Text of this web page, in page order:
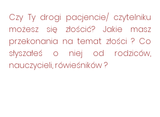
Czy Ty drogi pacjencie/ czytelniku
możesz się złościć? Jakie masz
przekonania na temat złości ? Co
słyszałeś o niej od rodziców,
nauczycieli, rówieśników ?